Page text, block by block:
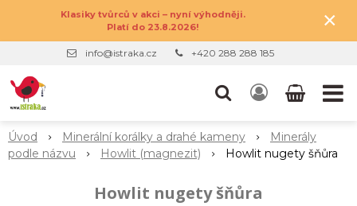
Klasiky tvůrců v akci – nyní výhodněji.
Platí do 23.8.2026!
×
info@istraka.cz +420 288 288 185
Úvod Minerální korálky a drahé kameny
Minerály
podle názvu
Howlit (magnezit) Howlit nugety šňůra
Howlit nugety šňůra